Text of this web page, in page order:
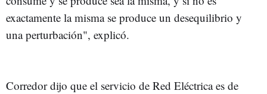
exactamente la misma se produce un desequilibrio y
una perturbación", explicó.
Corredor dijo que el servicio de Red Eléctrica es de